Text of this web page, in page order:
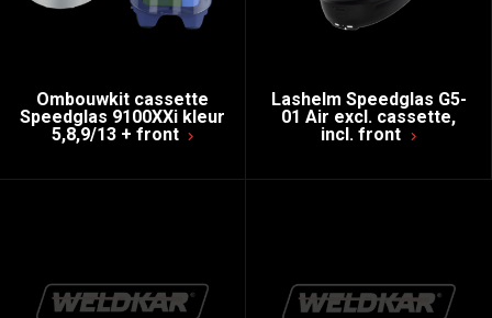
Ombouwkit cassette
Speedglas 9100XXi kleur
5,8,9/13 + front
Lashelm Speedglas G5-
01 Air excl. cassette,
incl. front